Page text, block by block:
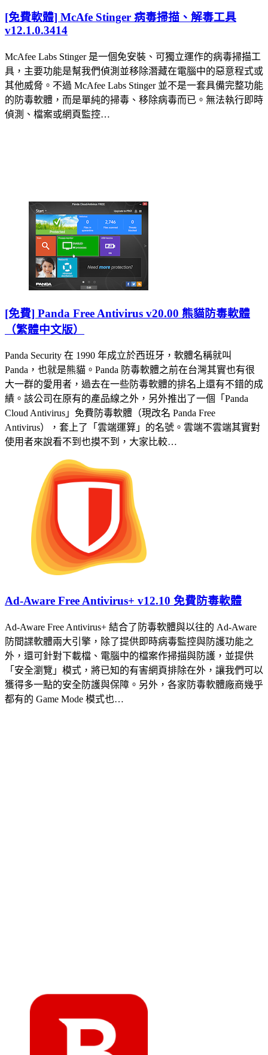
[免費軟體] McAfe Stinger 病毒掃描、解毒工具
v12.1.0.3414
McAfee Labs Stinger 是一個免安裝、可獨立運作的病毒掃描工
具，主要功能是幫我們偵測並移除潛藏在電腦中的惡意程式或
其他威脅。不過 McAfee Labs Stinger 並不是一套具備完整功能
的防毒軟體，而是單純的掃毒、移除病毒而已。無法執行即時
偵測、檔案或網頁監控…
[免費] Panda Free Antivirus v20.00 熊貓防毒軟體
（繁體中文版）
Panda Security 在 1990 年成立於西班牙，軟體名稱就叫
Panda，也就是熊貓。Panda 防毒軟體之前在台灣其實也有很
大一群的愛用者，過去在一些防毒軟體的排名上還有不錯的成
績。該公司在原有的產品線之外，另外推出了一個「Panda
Cloud Antivirus」免費防毒軟體（現改名 Panda Free
Antivirus），套上了「雲端運算」的名號。雲端不雲端其實對
使用者來說看不到也摸不到，大家比較…
Ad-Aware Free Antivirus+ v12.10 免費防毒軟體
Ad-Aware Free Antivirus+ 結合了防毒軟體與以往的 Ad-Aware
防間諜軟體兩大引擎，除了提供即時病毒監控與防護功能之
外，還可針對下載檔、電腦中的檔案作掃描與防護，並提供
「安全瀏覽」模式，將已知的有害網頁排除在外，讓我們可以
獲得多一點的安全防護與保障。另外，各家防毒軟體廠商幾乎
都有的 Game Mode 模式也…